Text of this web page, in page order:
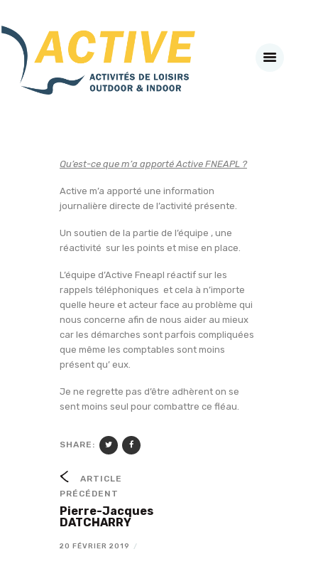
Active-Fneapl
ACTIVITÉS DE PLEIN AIR & INDOOR
ACCUEIL
LE CLUB PARTENAIRE
AGENDA
NEWS
VADEMECUM
J’ADHÈRE EN LIGNE
SE CONNECTER
Qu’est-ce que m’a apporté Active FNEAPL ?
Active m’a apporté une information
journalière directe de l’activité présente.
Un soutien de la partie de l’équipe , une
réactivité sur les points et mise en place.
L’équipe d’Active Fneapl réactif sur les
rappels téléphoniques et cela à n’importe
quelle heure et acteur face au problème qui
nous concerne afin de nous aider au mieux
car les démarches sont parfois compliquées
que même les comptables sont moins
présent qu’ eux.
Je ne regrette pas d’être adhèrent on se
sent moins seul pour combattre ce fléau.
SHARE:
ARTICLE
PRÉCÉDENT
Pierre-Jacques
DATCHARRY
20 FÉVRIER 2019 /